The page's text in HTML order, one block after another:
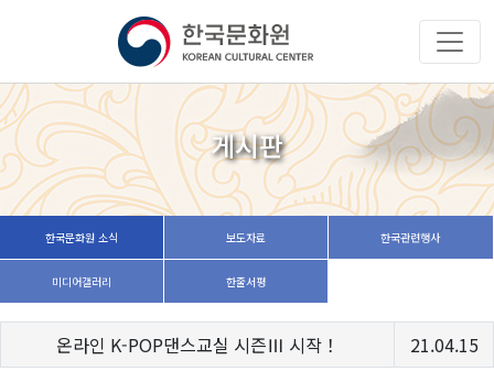
게시판
한국문화원 소식 보도자료 한국관련행사
미디어갤러리 한줄서평
온라인 K-POP댄스교실 시즌Ⅲ 시작！ 21.04.15